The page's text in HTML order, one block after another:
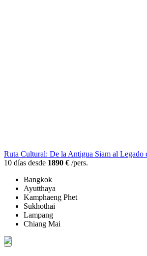
Ruta Cultural: De la Antigua Siam al Legado
10 días desde 1890 € /pers.
Bangkok
Ayutthaya
Kamphaeng Phet
Sukhothai
Lampang
Chiang Mai